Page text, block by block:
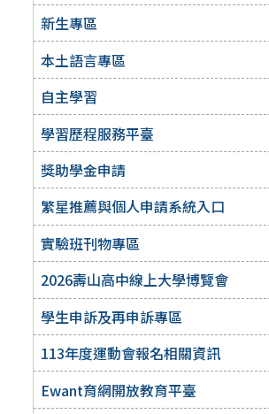
新生專區
本土語言專區
自主學習
學習歷程服務平臺
獎助學金申請
繁星推薦與個人申請系統入口
實驗班刊物專區
2026壽山高中線上大學博覽會
學生申訴及再申訴專區
113年度運動會報名相關資訊
Ewant育網開放教育平臺